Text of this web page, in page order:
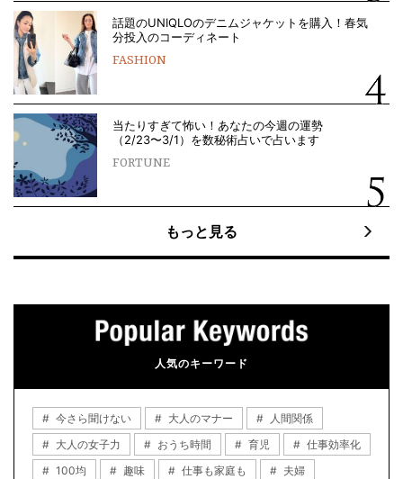
話題のUNIQLOのデニムジャケットを購入！春気
分投入のコーディネート
FASHION
当たりすぎて怖い！あなたの今週の運勢
（2/23〜3/1）を数秘術占いで占います
FORTUNE
もっと見る
人気のキーワード
今さら聞けない 大人のマナー
人間関係
大人の女子力
おうち時間 育児
仕事効率化
100均
趣味 仕事も家庭も
夫婦